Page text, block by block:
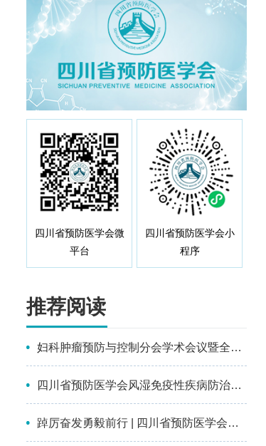
四川省预防医学会微
平台
四川省预防医学会小
程序
推荐阅读
妇科肿瘤预防与控制分会学术会议暨全国第十四届妇科恶性肿瘤化学治疗及多学科综合治疗进展大会成功召开
四川省预防医学会风湿免疫性疾病防治分会第一届委员会选举成立会议暨2026年学术交流会在南充顺利召开
踔厉奋发勇毅前行 | 四川省预防医学会第五次会员代表大会暨第五届理事会换届选举会议成功召开